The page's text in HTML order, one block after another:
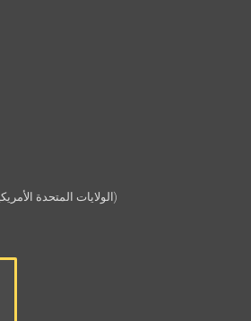
(الولايات المتحدة الأمريكية وكندا)